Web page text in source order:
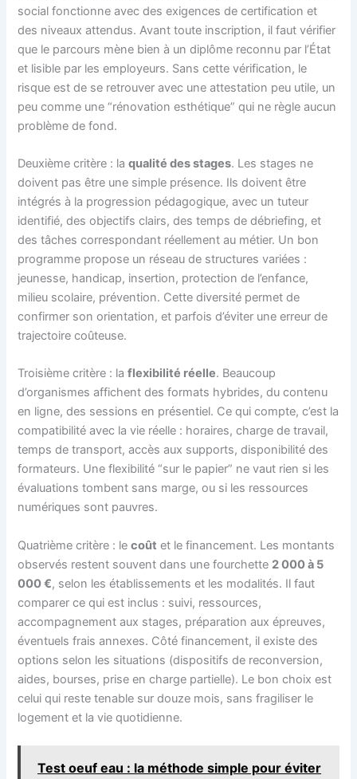
social fonctionne avec des exigences de certification et
des niveaux attendus. Avant toute inscription, il faut vérifier
que le parcours mène bien à un diplôme reconnu par l’État
et lisible par les employeurs. Sans cette vérification, le
risque est de se retrouver avec une attestation peu utile, un
peu comme une “rénovation esthétique” qui ne règle aucun
problème de fond.
Deuxième critère : laqualité des stages. Les stages ne
doivent pas être une simple présence. Ils doivent être
intégrés à la progression pédagogique, avec un tuteur
identifié, des objectifs clairs, des temps de débriefing, et
des tâches correspondant réellement au métier. Un bon
programme propose un réseau de structures variées :
jeunesse, handicap, insertion, protection de l’enfance,
milieu scolaire, prévention. Cette diversité permet de
confirmer son orientation, et parfois d’éviter une erreur de
trajectoire coûteuse.
Troisième critère : laflexibilité réelle. Beaucoup
d’organismes affichent des formats hybrides, du contenu
en ligne, des sessions en présentiel. Ce qui compte, c’est la
compatibilité avec la vie réelle : horaires, charge de travail,
temps de transport, accès aux supports, disponibilité des
formateurs. Une flexibilité “sur le papier” ne vaut rien si les
évaluations tombent sans marge, ou si les ressources
numériques sont pauvres.
Quatrième critère : lecoût et le financement. Les montants
observés restent souvent dans une fourchette 2 000 à 5
000 €, selon les établissements et les modalités. Il faut
comparer ce qui est inclus : suivi, ressources,
accompagnement aux stages, préparation aux épreuves,
éventuels frais annexes. Côté financement, il existe des
options selon les situations (dispositifs de reconversion,
aides, bourses, prise en charge partielle). Le bon choix est
celui qui reste tenable sur douze mois, sans fragiliser le
logement et la vie quotidienne.
Test oeuf eau : la méthode simple pour éviter